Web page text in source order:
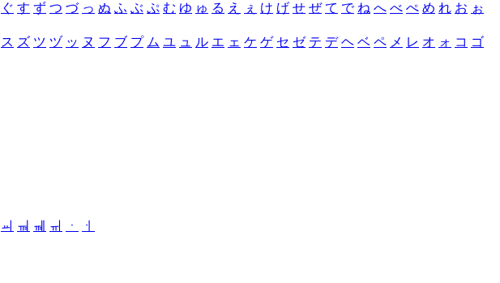
ぐ す ず つ づ っ ぬ ふ ぶ ぷ む ゆ ゅ る え ぇ け げ せ ぜ て で ね へ べ ぺ め れ お ぉ
ス ズ ツ ヅ ッ ヌ フ ブ プ ム ユ ュ ル エ ェ ケ ゲ セ ゼ テ デ ヘ ベ ペ メ レ オ ォ コ ゴ
ㆉ ㆊ ㆋ ㆌ ㆍ
ㆎ